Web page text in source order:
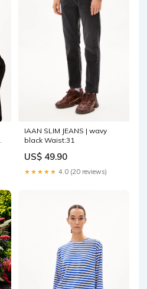
IAAN SLIM JEANS | wavy
black Waist:31
US$ 49.90
★★★★★ 4.0 (20 reviews)